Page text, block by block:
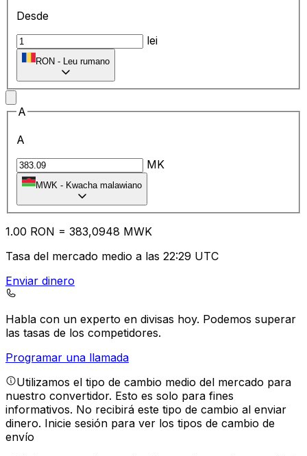
Desde
lei
RON - Leu rumano
A
A
MK
MWK - Kwacha malawiano
1.00 RON = 383,0948 MWK
Tasa del mercado medio a las 22:29 UTC
Enviar dinero
Habla con un experto en divisas hoy. Podemos superar
las tasas de los competidores.
Programar una llamada
Utilizamos el tipo de cambio medio del mercado para
nuestro convertidor. Esto es solo para fines
informativos. No recibirá este tipo de cambio al enviar
dinero. Inicie sesión para ver los tipos de cambio de
envío